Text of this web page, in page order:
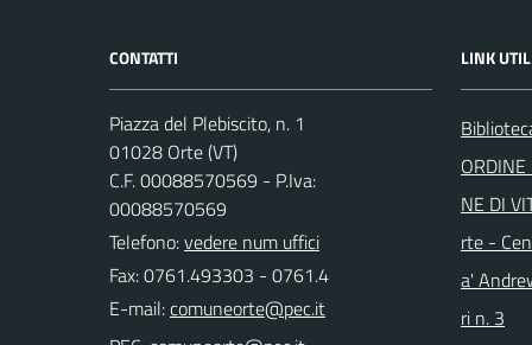
CONTATTI
Piazza del Plebiscito, n. 1
01028 Orte (VT)
C.F. 00088570569 - P.Iva:
00088570569
Telefono:vedere num uffici
Fax: 0761.493303 - 0761.4
E-mail:
LINK
NE DI
rte -
a'
ri n. 3